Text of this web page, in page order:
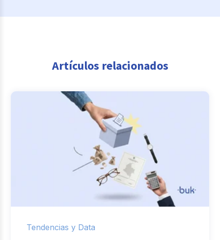
Artículos relacionados
Tendencias y Data